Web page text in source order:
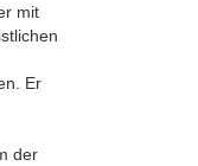
mit
Er
der